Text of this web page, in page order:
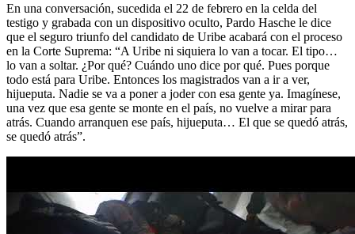
En una conversación, sucedida el 22 de febrero en la celda del
testigo y grabada con un dispositivo oculto, Pardo Hasche le dice
que el seguro triunfo del candidato de Uribe acabará con el proceso
en la Corte Suprema: “A Uribe ni siquiera lo van a tocar. El tipo…
lo van a soltar. ¿Por qué? Cuándo uno dice por qué. Pues porque
todo está para Uribe. Entonces los magistrados van a ir a ver,
hijueputa. Nadie se va a poner a joder con esa gente ya. Imagínese,
una vez que esa gente se monte en el país, no vuelve a mirar para
atrás. Cuando arranquen ese país, hijueputa… El que se quedó atrás,
se quedó atrás”.